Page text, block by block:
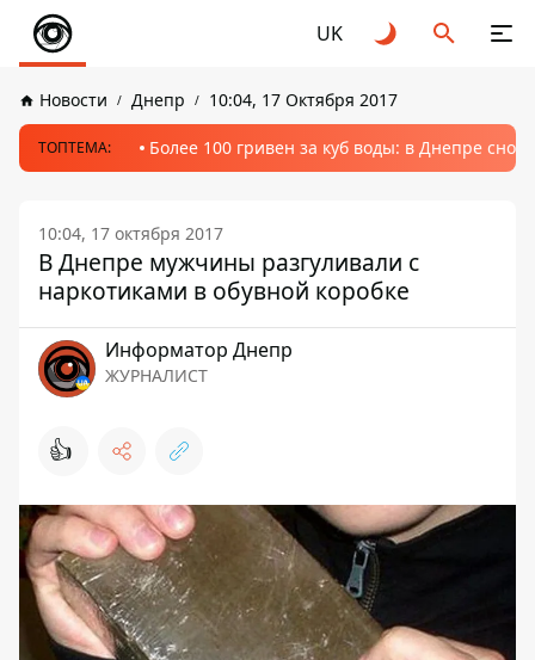
UK
Новости Днепр 10:04, 17 Октября 2017
ТОПТЕМА: Более 100 гривен за куб воды: в Днепре
10:04, 17 октября 2017
В Днепре мужчины разгуливали с
наркотиками в обувной коробке
Информатор Днепр
ЖУРНАЛИСТ
👍